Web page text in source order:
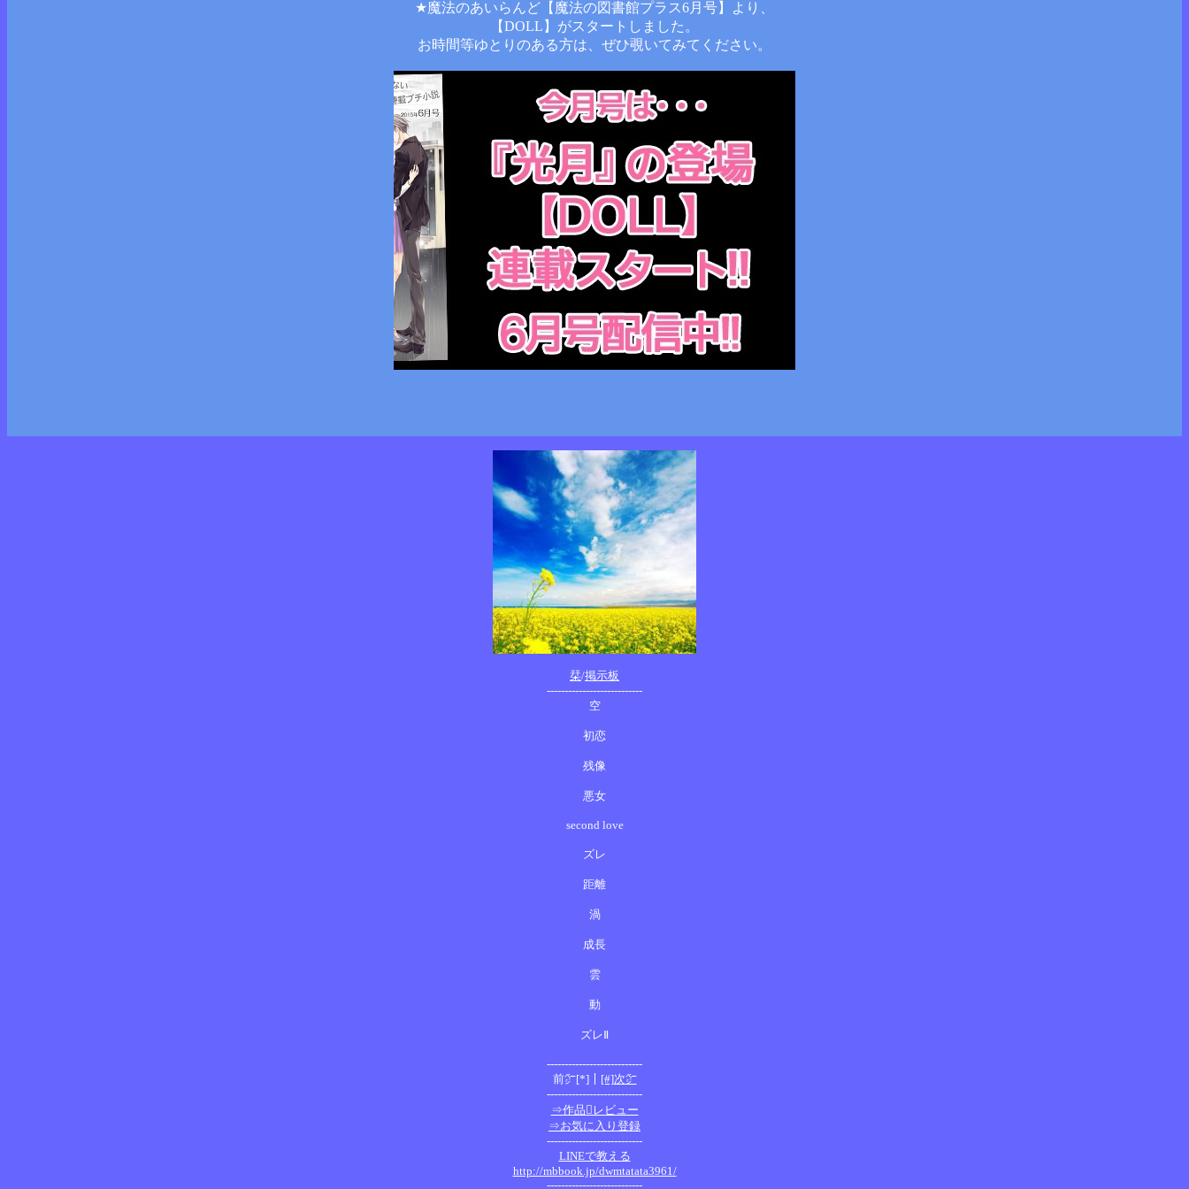
★魔法のあいらんど【魔法の図書館プラス6月号】より、
【DOLL】がスタートしました。
お時間等ゆとりのある方は、ぜひ覗いてみてください。
栞/掲示板
---------------------------
空
初恋
残像
悪女
second love
ズレ
距離
渦
成長
雲
動
ズレⅡ
---------------------------
前㌻[*]｜ [#]次㌻
---------------------------
⇒作品レビュー
⇒お気に入り登録
---------------------------
LINEで教える
http://mbbook.jp/dwmtatata3961/
---------------------------